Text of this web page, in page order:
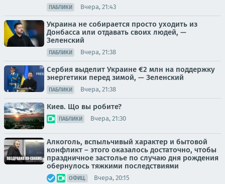
ПАБЛИКИ Вчера, 21:43
Украина не собирается просто уходить из
Донбасса или отдавать своих людей, —
Зеленский
ПАБЛИКИ Вчера, 21:38
Сербия выделит Украине €2 млн на поддержку
энергетики перед зимой, — Зеленский
ПАБЛИКИ Вчера, 21:38
Киев. Що вы робите?
ПАБЛИКИ Вчера, 21:30
Алкоголь, вспыльчивый характер и бытовой
конфликт – этого оказалось достаточно, чтобы
праздничное застолье по случаю дня рождения
обернулось тяжкими последствиями
ОФИЦ. Вчера, 20:15